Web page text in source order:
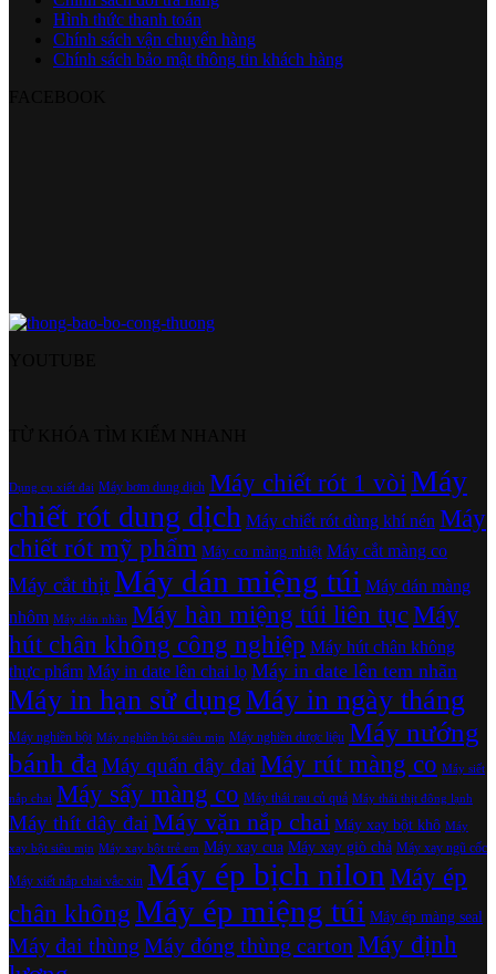
Hình thức thanh toán
Chính sách vận chuyển hàng
Chính sách bảo mật thông tin khách hàng
Dụng cụ xiết đai Máy bơm dung dịch Máy chiết rót 1 vòiMáy
chiết rót dung dịch Máy chiết rót dùng khí nén Máy
chiết rót mỹ phẩm Máy co màng nhiệt Máy cắt màng co
Máy cắt thịtMáy dán miệng túi Máy dán màng
nhôm Máy dán nhãn Máy hàn miệng túi liên tụcMáy
hút chân không công nghiệp Máy hút chân không
thực phẩm Máy in date lên chai lọ Máy in date lên tem nhãn
Máy in hạn sử dụngMáy in ngày tháng
Máy nghiền bột Máy nghiền bột siêu mịn Máy nghiền dược liệu Máy nướng
bánh đa Máy quấn dây đai Máy rút màng co Máy siết
nắp chai Máy sấy màng co Máy thái rau củ quả Máy thái thịt đông lạnh
Máy thít dây đai Máy vặn nắp chai Máy xay bột khô Máy
xay bột siêu mịn Máy xay bột trẻ em Máy xay cua Máy xay giò chả Máy xay ngũ cốc
Máy xiết nắp chai vắc xin Máy ép bịch nilon Máy ép
chân không Máy ép miệng túi Máy ép màng seal
Máy đai thùng Máy đóng thùng carton Máy định